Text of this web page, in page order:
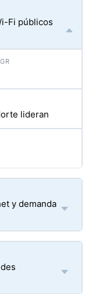
Fi públicos
lideran
y demanda